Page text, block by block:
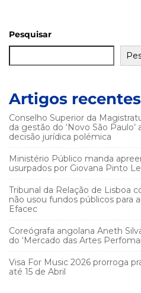
Pesquisar
Artigos recentes
Conselho Superior da
da gestão do ‘Novo São
decisão jurídica polémica
Ministério Público manda
usurpados por Giovana Pinto
Tribunal da Relação de Lisboa
não usou fundos públicos para
Efacec
Coreógrafa angolana Aneth
do ‘Mercado das Artes
Visa For Music 2026 prorroga
até 15 de Abril